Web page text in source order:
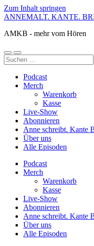
Zum Inhalt springen
ANNEMALT. KANTE.
AMKB - mehr vom Hören
Mobile-
Menü
Suchfeld
ein-/ausblenden
Suchen
nach:
Podcast
Merch
Warenkorb
Kasse
Live-Show
Abonnieren
Anne schreibt. Kante
Über uns
Alle Episoden
Podcast
Merch
Warenkorb
Kasse
Live-Show
Abonnieren
Anne schreibt. Kante
Über uns
Alle Episoden